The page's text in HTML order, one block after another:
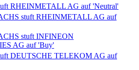
RHEINMETALL AG auf 'Neutral'
stuft RHEINMETALL AG auf
stuft INFINEON
AG auf 'Buy'
DEUTSCHE TELEKOM AG auf